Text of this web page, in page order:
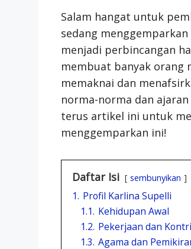
Salam hangat untuk
sedang
menjadi perbincangan
membuat banyak orang
memaknai dan
norma-norma dan
terus artikel ini untuk
menggemparkan ini!
Daftar Isi sembunyikan
1. Profil Karlina Supelli
1.1. Kehidupan Awal
1.2. Pekerjaan dan
1.3. Agama dan